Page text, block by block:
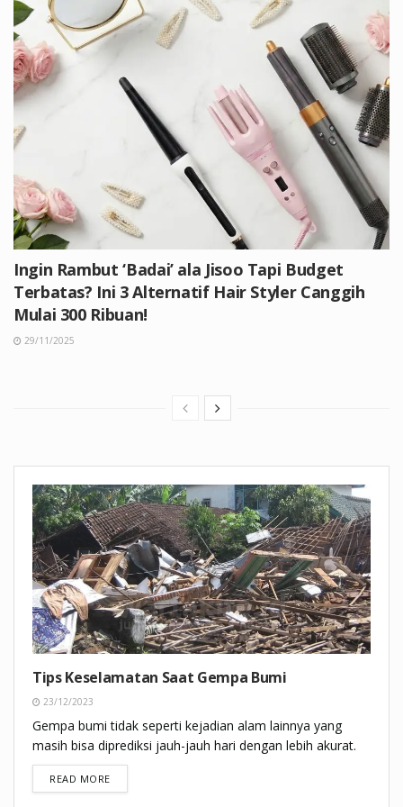
Ingin Rambut ‘Badai’ ala Jisoo Tapi Budget
Terbatas? Ini 3 Alternatif Hair Styler Canggih
Mulai 300 Ribuan!
29/11/2025
Tips Keselamatan Saat Gempa Bumi
23/12/2023
Gempa bumi tidak seperti kejadian alam lainnya yang
masih bisa diprediksi jauh-jauh hari dengan lebih akurat.
READ MOREDETAILS